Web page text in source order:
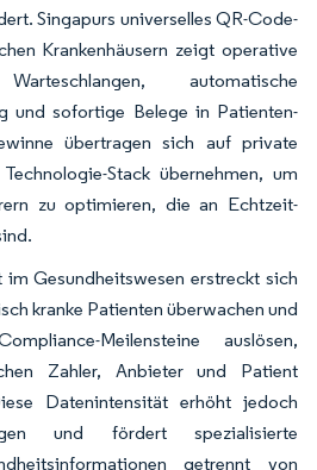
Singapurs universelles QR-Code-
Krankenhäusern zeigt operative
automatische
und sofortige Belege in Patienten-
übertragen sich auf private
Stack übernehmen, um
zu optimieren, die an Echtzeit-
Gesundheitswesen erstreckt sich
kranke Patienten überwachen und
Meilensteine auslösen,
Zahler, Anbieter und Patient
Datenintensität erhöht jedoch
und fördert spezialisierte
getrennt von